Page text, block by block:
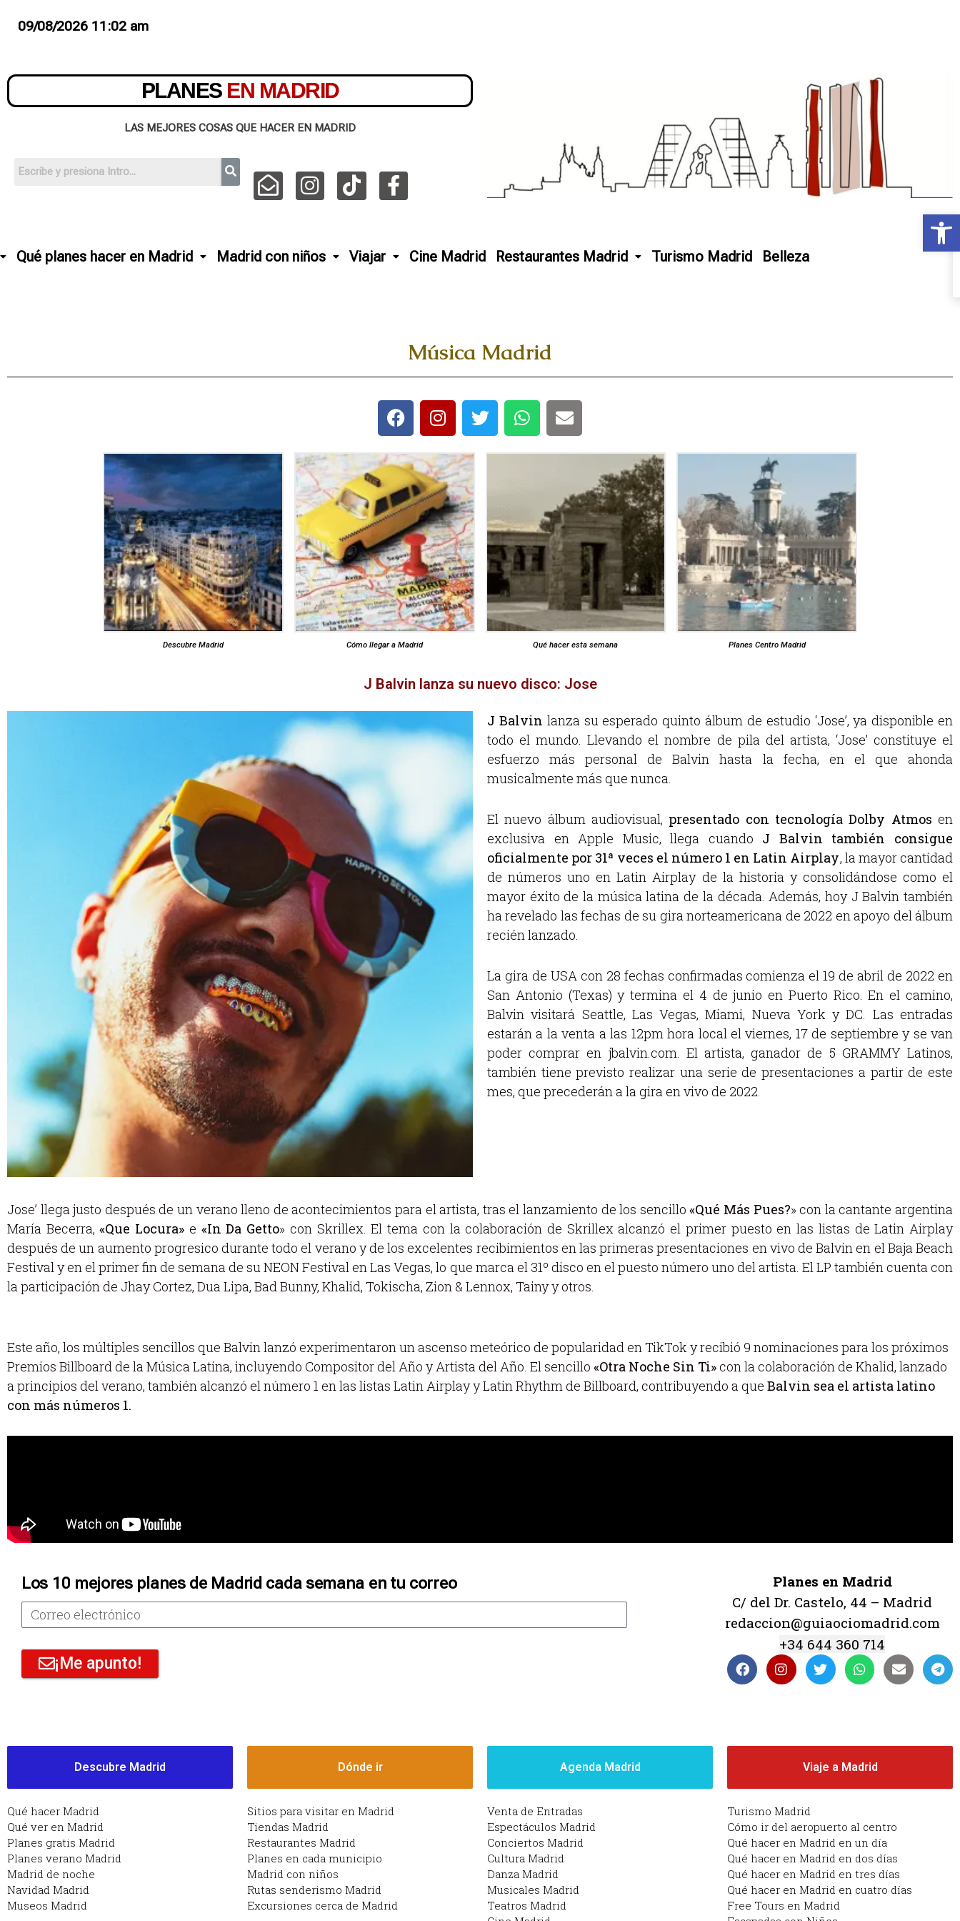
09/08/2026 11:02 am
PLANES EN MADRID
LAS MEJORES COSAS QUE HACER EN MADRID
Qué planes hacer en Madrid Madrid con niños Viajar Cine Madrid Restaurantes Madrid Turismo Madrid Belleza
Música Madrid
Descubre Madrid Cómo llegar a Madrid Qué hacer esta semana Planes Centro Madrid
J Balvin lanza su nuevo disco: Jose
J Balvin lanza su esperado quinto álbum de estudio ‘Jose’, ya disponible en
todo el mundo. Llevando el nombre de pila del artista, ‘Jose’ constituye el
esfuerzo más personal de Balvin hasta la fecha, en el que ahonda
musicalmente más que nunca.
El nuevo álbum audiovisual, presentado con tecnología Dolby Atmos en
exclusiva en Apple Music, llega cuando J Balvin también consigue
oficialmente por 31ª veces el número 1 en Latin Airplay, la mayor cantidad
de números uno en Latin Airplay de la historia y consolidándose como el
mayor éxito de la música latina de la década. Además, hoy J Balvin también
ha revelado las fechas de su gira norteamericana de 2022 en apoyo del álbum
recién lanzado.
La gira de USA con 28 fechas confirmadas comienza el 19 de abril de 2022 en
San Antonio (Texas) y termina el 4 de junio en Puerto Rico. En el camino,
Balvin visitará Seattle, Las Vegas, Miami, Nueva York y DC. Las entradas
estarán a la venta a las 12pm hora local el viernes, 17 de septiembre y se van
poder comprar en jbalvin.com. El artista, ganador de 5 GRAMMY Latinos,
también tiene previsto realizar una serie de presentaciones a partir de este
mes, que precederán a la gira en vivo de 2022.
Jose’ llega justo después de un verano lleno de acontecimientos para el artista, tras el lanzamiento de los sencillo «Qué Más Pues?» con la cantante argentina
María Becerra,«Que Locura» e «In Da Getto» con Skrillex. El tema con la colaboración de Skrillex alcanzó el primer puesto en las listas de Latin Airplay
después de un aumento progresico durante todo el verano y de los excelentes recibimientos en las primeras presentaciones en vivo de Balvin en el Baja Beach
Festival y en el primer fin de semana de su NEON Festival en Las Vegas, lo que marca el 31º disco en el puesto número uno del artista. El LP también cuenta con
la participación de Jhay Cortez, Dua Lipa, Bad Bunny, Khalid, Tokischa, Zion & Lennox, Tainy y otros.
Este año, los múltiples sencillos que Balvin lanzó experimentaron un ascenso meteórico de popularidad en TikTok y recibió 9 nominaciones para los próximos
Premios Billboard de la Música Latina, incluyendo Compositor del Año y Artista del Año. El sencillo «Otra Noche Sin Ti»con la colaboración de Khalid, lanzado
a principios del verano, también alcanzó el número 1 en las listas Latin Airplay y Latin Rhythm de Billboard, contribuyendo a que Balvin sea el artista latino
con más números 1.
Los 10 mejores planes de Madrid cada semana en tu correo
¡Me apunto!
Planes en Madrid
C/ del Dr. Castelo, 44 – Madrid
redaccion@guiaociomadrid.com
+34 644 360 714
Descubre Madrid
Qué hacer Madrid
Qué ver en Madrid
Planes gratis Madrid
Planes verano Madrid
Madrid de noche
Navidad Madrid
Museos Madrid
Dónde ir
Sitios para visitar en Madrid
Tiendas Madrid
Restaurantes Madrid
Planes en cada municipio
Madrid con niños
Rutas senderismo Madrid
Excursiones cerca de Madrid
Agenda Madrid
Venta de Entradas
Espectáculos Madrid
Conciertos Madrid
Cultura Madrid
Danza Madrid
Musicales Madrid
Teatros Madrid
Viaje a Madrid
Turismo Madrid
Cómo ir del aeropuerto al centro
Qué hacer en Madrid en un día
Qué hacer en Madrid en dos días
Qué hacer en Madrid en tres días
Qué hacer en Madrid en cuatro días
Free Tours en Madrid